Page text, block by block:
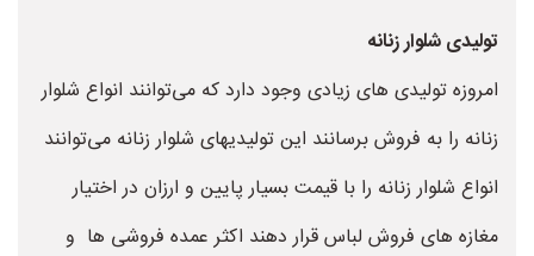
تولیدی شلوار زنانه
امروزه تولیدی های زیادی وجود دارد که می‌توانند انواع شلوار
زنانه را به فروش برسانند این تولیدیهای شلوار زنانه می‌توانند
انواع شلوار زنانه را با قیمت بسیار پایین و ارزان در اختیار
مغازه های فروش لباس قرار دهند اکثر عمده فروشی ها و